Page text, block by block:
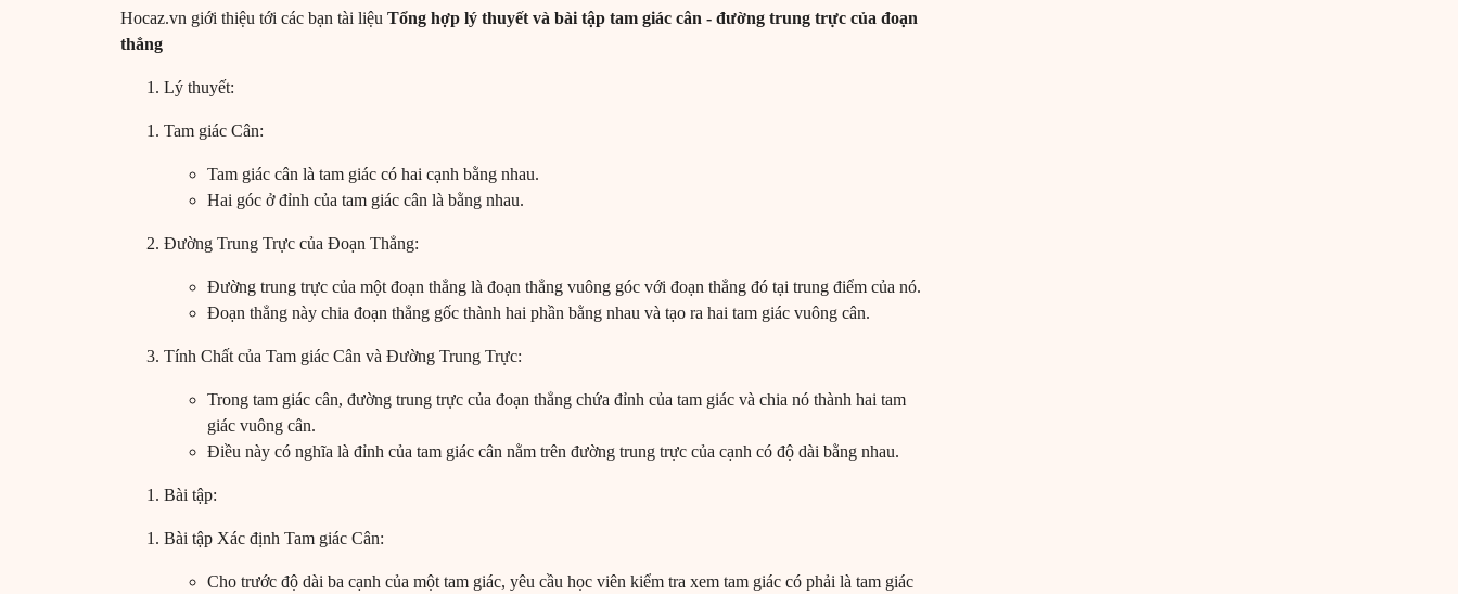
Hocaz.vn giới thiệu tới các bạn tài liệu Tổng hợp lý thuyết và bài tập tam giác cân - đường trung trực của đoạn
thẳng
Lý thuyết:
Tam giác Cân:
Tam giác cân là tam giác có hai cạnh bằng nhau.
Hai góc ở đỉnh của tam giác cân là bằng nhau.
Đường Trung Trực của Đoạn Thẳng:
Đường trung trực của một đoạn thẳng là đoạn thẳng vuông góc với đoạn thẳng đó tại trung điểm của nó.
Đoạn thẳng này chia đoạn thẳng gốc thành hai phần bằng nhau và tạo ra hai tam giác vuông cân.
Tính Chất của Tam giác Cân và Đường Trung Trực:
Trong tam giác cân, đường trung trực của đoạn thẳng chứa đỉnh của tam giác và chia nó thành hai tam
giác vuông cân.
Điều này có nghĩa là đỉnh của tam giác cân nằm trên đường trung trực của cạnh có độ dài bằng nhau.
Bài tập:
Bài tập Xác định Tam giác Cân:
Cho trước độ dài ba cạnh của một tam giác, yêu cầu học viên kiểm tra xem tam giác có phải là tam giác